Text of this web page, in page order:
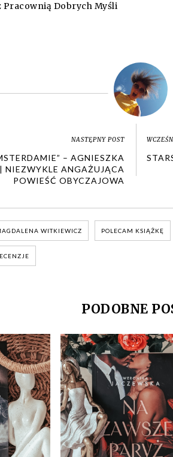
Pracownią Dobrych Myśli
NASTĘPNY POST
– AGNIESZKA
NIEZWYKLE ANGAŻUJĄCA
POWIEŚĆ OBYCZAJOWA
WITKIEWICZ POLECAM KSIĄŻKĘ
PODOBNE